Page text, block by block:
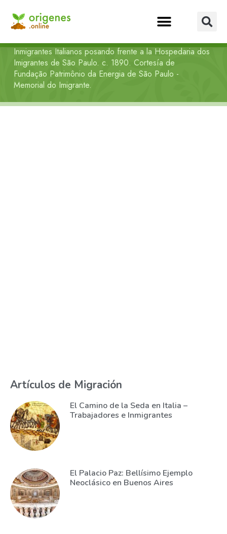
Inmigrantes Italianos posando frente a la Hospedaria dos
Imigrantes de São Paulo. c. 1890. Cortesía de
Fundação Patrimônio da Energia de São Paulo -
Memorial do Imigrante.
Artículos de Migración
El Camino de la Seda en Italia –
Trabajadores e Inmigrantes
El Palacio Paz: Bellísimo Ejemplo
Neoclásico en Buenos Aires